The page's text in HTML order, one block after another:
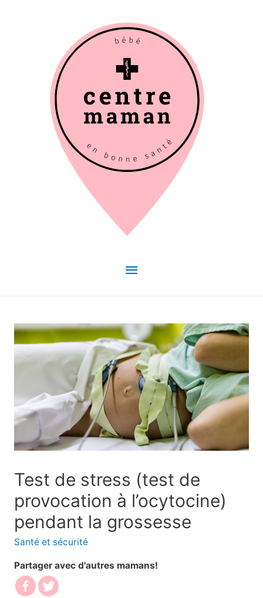
Menu
Test de stress (test de
provocation à l’ocytocine)
pendant la grossesse
Santé et sécurité
Partager avec d'autres mamans!